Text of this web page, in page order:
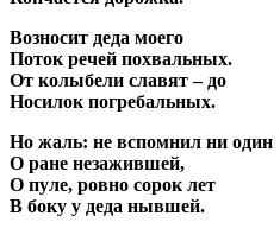
Возносит деда моего
Поток речей похвальных.
От колыбели славят – до
Носилок погребальных.
Но жаль: не вспомнил ни один
О ране незажившей,
О пуле, ровно сорок лет
В боку у деда нывшей.